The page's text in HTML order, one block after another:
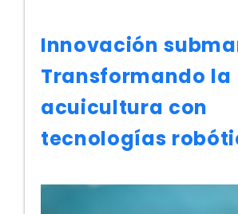
Innovación
Transformando la
acuicultura con
tecnologías